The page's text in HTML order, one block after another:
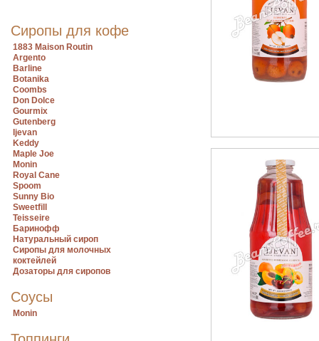
Сиропы для кофе
1883 Maison Routin
Argento
Barline
Botanika
Coombs
Don Dolce
Gourmix
Gutenberg
Ijevan
Keddy
Maple Joe
Monin
Royal Cane
Spoom
Sunny Bio
Sweetfill
Teisseire
Баринофф
Натуральный сироп
Сиропы для молочных
коктейлей
Дозаторы для сиропов
Соусы
Monin